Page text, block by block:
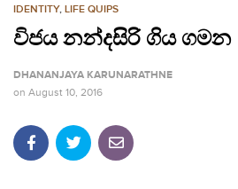
IDENTITY, LIFE QUIPS
විජය නන්දසිරි ගිය ගමන
DHANANJAYA KARUNARATHNE
on August 10, 2016